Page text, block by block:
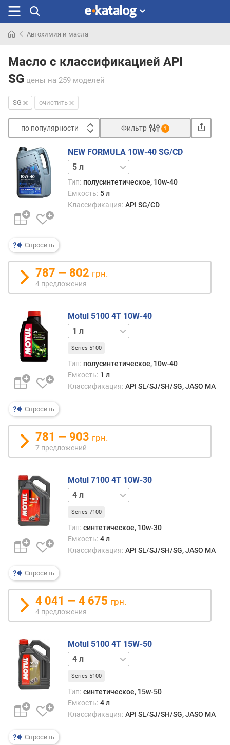
раньше
Автохимия и масла
Масло с классификацией API
SG цены на 259 моделей
SG очистить
по популярности
п
о
п
о
у
л
р
н
с
о
т
д
е
ш
е
в
х
к
д
о
р
о
и
м
о
т
о
г
и
х
к
д
е
ш
е
в
ы
м
п
о
т
Фильтр 1
Спросить
NEW FORMULA 10W-40 SG/CD
0.8 л 10 л
Тип: полусинтетическое, 10w-40
Емкость: 5 л
Классификация: API SG/CD
787 — 802 грн.
4 предложения
Спросить
Motul 5100 4T 10W-40
4 л
Series 5100
Тип: полусинтетическое, 10w-40
Емкость: 1 л
Классификация: API SL/SJ/SH/SG, JASO MA
781 — 903 грн.
7 предложений
Спросить
Motul 7100 4T 10W-30
1 л
Series 7100
Тип: синтетическое, 10w-30
Емкость: 4 л
Классификация: API SL/SJ/SH/SG, JASO MA
4 041 — 4 675 грн.
4 предложения
Спросить
Motul 5100 4T 15W-50
1 л
Series 5100
Тип: синтетическое, 15w-50
Емкость: 4 л
Классификация: API SL/SJ/SH/SG, JASO MA